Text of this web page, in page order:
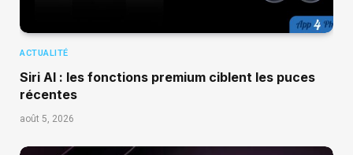
ACTUALITÉ
Siri AI : les fonctions premium ciblent les puces
récentes
août 5, 2026